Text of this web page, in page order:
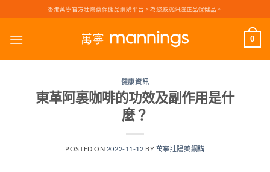
to
content
香港萬寧官方壯陽藥保健品網購平台，為您嚴挑細選正品保健品。
0
健康資訊
東革阿裏咖啡的功效及副作用是什
麼？
POSTED ON 2022-11-12 BY 萬寧壯陽藥網購